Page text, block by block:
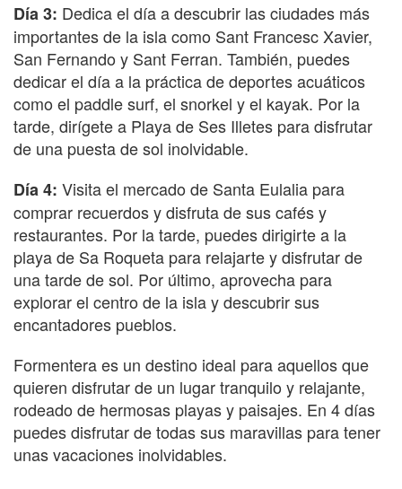
Día 3: Dedica el día a descubrir las ciudades más
importantes de la isla como Sant Francesc Xavier,
San Fernando y Sant Ferran. También, puedes
dedicar el día a la práctica de deportes acuáticos
como el paddle surf, el snorkel y el kayak. Por la
tarde, dirígete a Playa de Ses Illetes para disfrutar
de una puesta de sol inolvidable.
Día 4: Visita el mercado de Santa Eulalia para
comprar recuerdos y disfruta de sus cafés y
restaurantes. Por la tarde, puedes dirigirte a la
playa de Sa Roqueta para relajarte y disfrutar de
una tarde de sol. Por último, aprovecha para
explorar el centro de la isla y descubrir sus
encantadores pueblos.
Formentera es un destino ideal para aquellos que
quieren disfrutar de un lugar tranquilo y relajante,
rodeado de hermosas playas y paisajes. En 4 días
puedes disfrutar de todas sus maravillas para tener
unas vacaciones inolvidables.